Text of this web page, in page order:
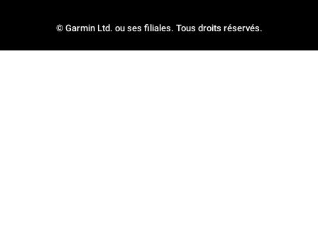
© Garmin Ltd. ou ses filiales. Tous droits réservés.